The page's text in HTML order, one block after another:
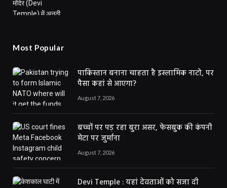
Most Popular
पाकिस्तान बनाना चाहता है इस्लामिक नाटो, पर
पैसा कहां से आएगा?
August 7, 2026
बच्चों पर पड़ रहा बुरा असर, फेसबुक की कंपनी
मेटा पर जुर्माना
August 7, 2026
Devi Temple : यहां देवताओं को सजा दी